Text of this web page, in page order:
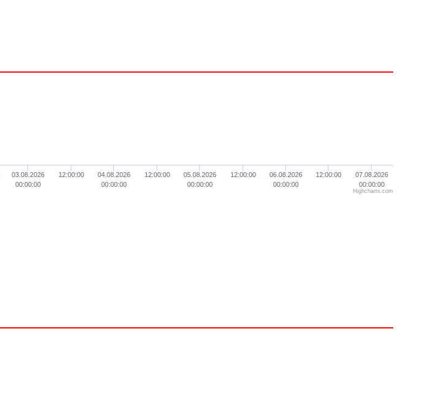
03.08.2026
00:00:00
12:00:00
04.08.2026
00:00:00
12:00:00
05.08.2026
00:00:00
12:00:00
06.08.2026
00:00:00
12:00:00
07.08.2026
00:00:00
Highcharts.com